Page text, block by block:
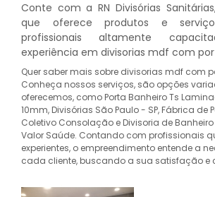
Conte com a RN Divisórias
que oferece produtos e
profissionais altamente
experiência em divisorias mdf com
Quer saber mais sobre divisorias mdf com
Conheça nossos serviços, são opções
oferecemos, como Porta Banheiro Ts
10mm, Divisórias São Paulo - SP, Fábrica de
Coletivo Consolação e Divisoria de
Valor Saúde. Contando com profissionais
experientes, o empreendimento entende a
cada cliente, buscando a sua satisfação e